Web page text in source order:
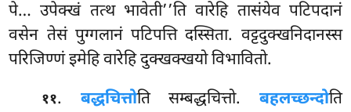
पे… उपेक्खं तत्थ भावेती’’ति वारेहि तासंयेव पटिपदानं
वसेन तेसं पुग्गलानं पटिपत्ति दस्सिता. वट्टदुक्खनिदानस्स
परिजिण्णं इमेहि वारेहि दुक्खक्खयो विभावितो.
११. बद्धचित्तोति सम्बद्धचित्तो. बहलच्छन्दोति